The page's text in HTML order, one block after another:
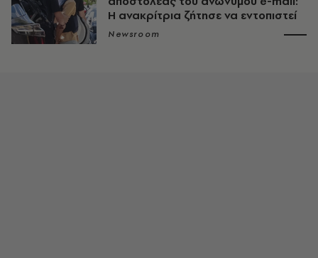
Η ανακρίτρια ζήτησε να εντοπιστεί
Newsroom